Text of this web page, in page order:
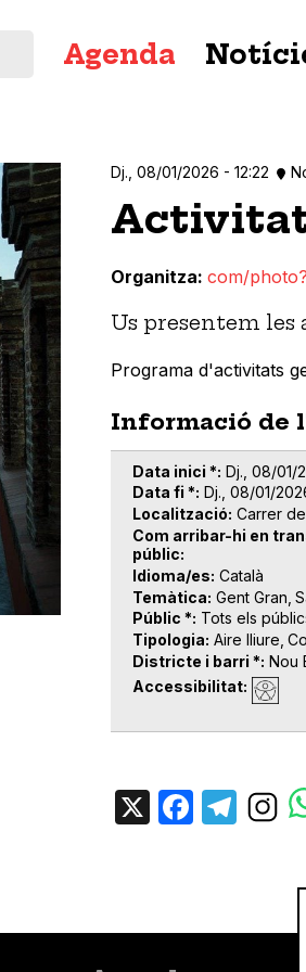
principal
Agenda
Dj., 08/01/2026 - 12:22
Organitza com/
Us presentem les
Programa d'activitats
Informació de
Data inici * Dj., 08/01/
Data fi * Dj., 08/01/
Localització Carrer
Com arribar-hi en
públic
Idioma/es Català
Temàtica Gent Gran
Públic * Tots els
Tipologia Aire lliure
Districte i barri * Nou
Accessibilitat
X